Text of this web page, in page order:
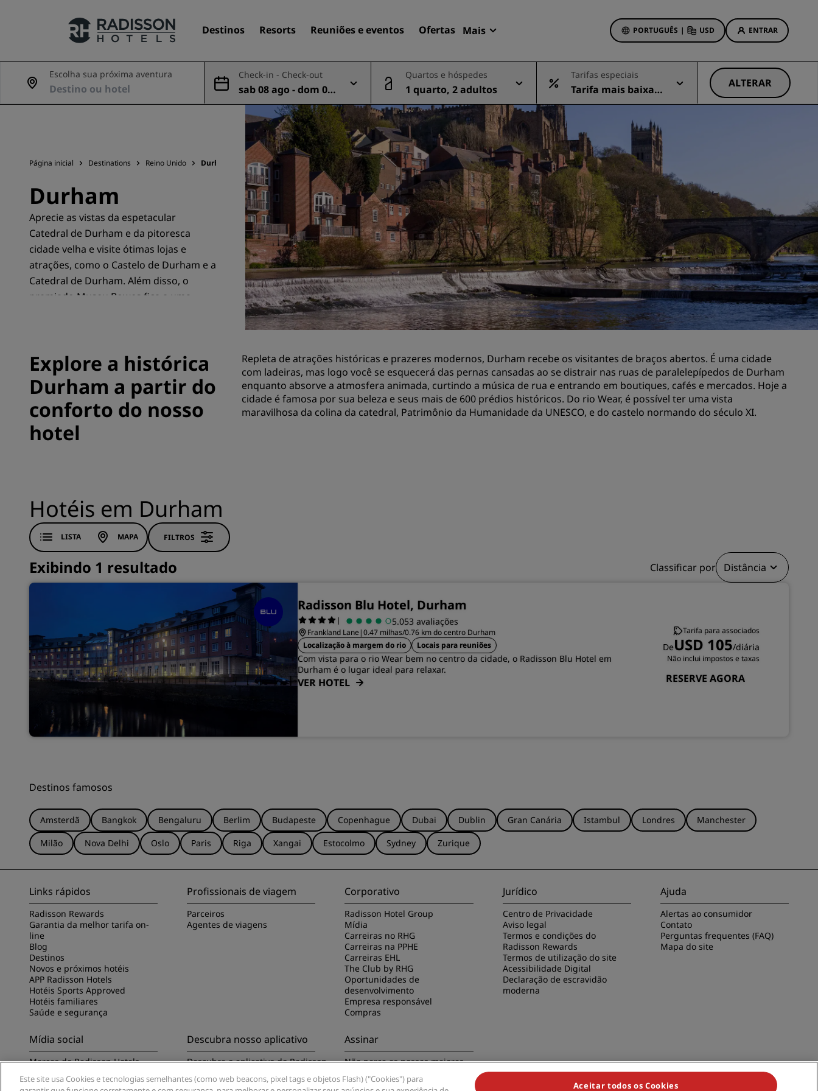
Destinos Resorts Reuniões e eventos Ofertas Mais
Radisson Rewards
Minhas reservas
PORTUGUÊS | USD ENTRAR
Nossas marcas
Encontre seu hotel
Destinos
Resorts
Apartamentos com serviços
Hotéis de aeroportos
Novos e futuros hotéis
Reuniões e eventos
Descubra o Radisson Meetings
Reserve um espaço para
reuniões
Solicitar cotação
Destinos para eventos
Pesquisar voos
Pesquisar voos
Ofertas de hotéis
Conheça nossas ofertas
Prêmios desde o primeiro
momento
Deals of the Day
Reserve com antecedência
Confira nossos pacotes
Ideias de viagens
Hotéis familiares
Rad Pets
Espaços para casamentos
Estadias sustentáveis
Viajante a trabalho
Hotéis no centro da cidade
Acesse nosso blog
INSCREVER-SE
Escolha sua próxima aventura Check-in - Check-out
sab 08 ago - dom 09
ago
Quartos e hóspedes
1 quarto, 2 adultos
Tarifas especiais
Tarifa mais baixa d
isponível
ALTERAR
Página inicial Destinations Reino Unido Durham
Durham
Aprecie as vistas da espetacular
Catedral de Durham e da pitoresca
cidade velha e visite ótimas lojas e
atrações, como o Castelo de Durham e a
Catedral de Durham. Além disso, o
premiado Museu Bowes fica a uma
Explore a histórica
Durham a partir do
conforto do nosso
hotel
Repleta de atrações históricas e prazeres modernos, Durham recebe os visitantes de braços abertos. É uma cidade
com ladeiras, mas logo você se esquecerá das pernas cansadas ao se distrair nas ruas de paralelepípedos de Durham
enquanto absorve a atmosfera animada, curtindo a música de rua e entrando em boutiques, cafés e mercados. Hoje a
cidade é famosa por sua beleza e seus mais de 600 prédios históricos. Do rio Wear, é possível ter uma vista
maravilhosa da colina da catedral, Patrimônio da Humanidade da UNESCO, e do castelo normando do século XI.
Hotéis em Durham
LISTA MAPA FILTROS
Exibindo 1 resultado Classificar por Distância
Radisson Blu Hotel, Durham
| 5.053 avaliações
Frankland Lane |0.47 milhas/0.76 km do centro Durham
Localização à margem do rio
Locais para reuniões
Com vista para o rio Wear bem no centro da cidade, o Radisson Blu Hotel em
Durham é o lugar ideal para relaxar.
VER HOTEL
Tarifa para associados
DeUSD 105/diária
Não inclui impostos e taxas
RESERVE AGORA
Destinos famosos
Amsterdã Bangkok Bengaluru Berlim Budapeste Copenhague Dubai Dublin Gran Canária Istambul Londres
Manchester
Milão
Nova Delhi Oslo Paris Riga Xangai Estocolmo Sydney Zurique
Links rápidos
Radisson Rewards
Garantia da melhor tarifa on-
line
Blog
Destinos
Novos e próximos hotéis
APP Radisson Hotels
Hotéis Sports Approved
Hotéis familiares
Saúde e segurança
Profissionais de viagem
Parceiros
Agentes de viagens
Corporativo
Radisson Hotel Group
Mídia
Carreiras no RHG
Carreiras na PPHE
Carreiras EHL
The Club by RHG
Oportunidades de
desenvolvimento
Empresa responsável
Compras
Jurídico
Centro de Privacidade
Aviso legal
Termos e condições do
Radisson Rewards
Termos de utilização do site
Acessibilidade Digital
Declaração de escravidão
moderna
Ajuda
Alertas ao consumidor
Contato
Perguntas frequentes (FAQ)
Mapa do site
Mídia social
Marcas do Radisson Hotels
Descubra nosso aplicativo
Descubra o aplicativo do Radisson
Assinar
Não perca as nossas maiores
Este site usa Cookies e tecnologias semelhantes (como web beacons, pixel tags e objetos Flash) ("Cookies") para
Aceitar todos os Cookies